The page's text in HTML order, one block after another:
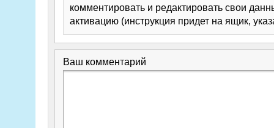
комментировать и редактировать свои
активацию (инструкция придет на ящик,
Ваш комментарий